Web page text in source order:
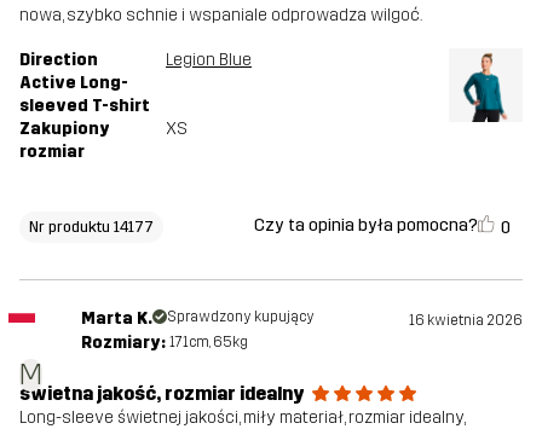
nowa, szybko schnie i wspaniale odprowadza wilgoć.
Direction
Active Long-
sleeved T-shirt
Legion Blue
Zakupiony
rozmiar
XS
Nr produktu 14177 Czy ta opinia była pomocna? 0
M
Marta K. Sprawdzony kupujący 16 kwietnia 2026
Rozmiary: 171cm, 65kg
świetna jakość, rozmiar idealny
Long-sleeve świetnej jakości, miły materiał, rozmiar idealny,